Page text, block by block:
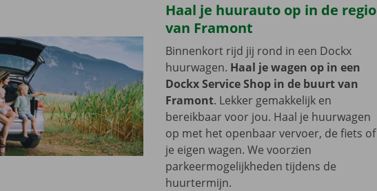
Haal je huurauto op in de regio
van Framont
Binnenkort rijd jij rond in een Dockx
huurwagen. Haal je wagen op in een
Dockx Service Shop in de buurt van
Framont. Lekker gemakkelijk en
bereikbaar voor jou. Haal je huurwagen
op met het openbaar vervoer, de fiets of
je eigen wagen. We voorzien
parkeermogelijkheden tijdens de
huurtermijn.